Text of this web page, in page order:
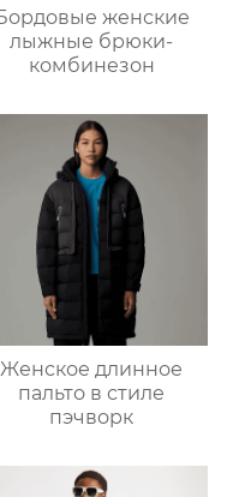
женские
лыжные брюки-
комбинезон
Женское длинное
пальто в стиле
пэчворк